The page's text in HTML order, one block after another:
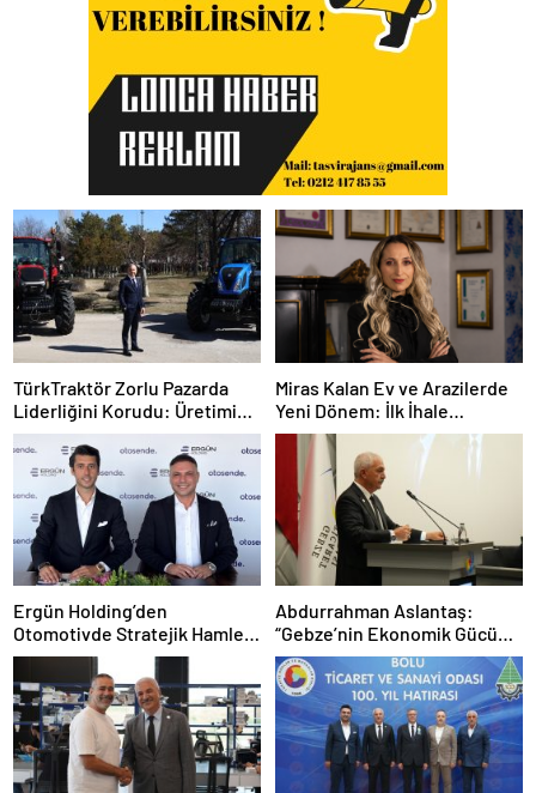
TürkTraktör Zorlu Pazarda
Liderliğini Korudu: Üretimin
Yüzde 58’ini, İhracatın Yüzde
74’ünü Karşıladı
Miras Kalan Ev ve Arazilerde
Yeni Dönem: İlk İhale
Mirasçılara Ayrıldı
Ergün Holding’den
Otomotivde Stratejik Hamle:
Otosende’yi Bünyesine Kattı
Abdurrahman Aslantaş:
“Gebze’nin Ekonomik Gücünü
Daha da İleri Taşıyacağız”